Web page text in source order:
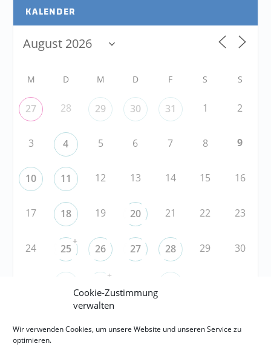
Cookie-Zustimmung
verwalten
Wir verwenden Cookies, um unsere Website und unseren Service zu
optimieren.
KALENDER
M D M D F S S
27 28 29 30 31 1 2
3 4 5 6 7 8 9
10 11 12 13 14 15 16
17 18 19 20 21 22 23
24 25
+
26 27 28 29 30
+
RSS